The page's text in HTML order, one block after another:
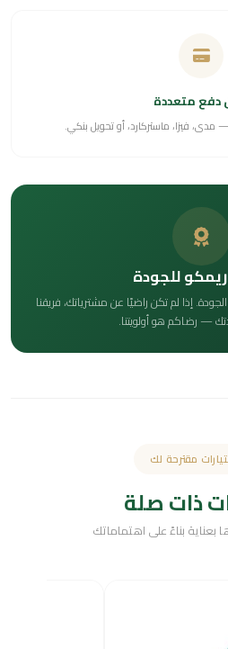
دفع متعددة
مدى، فيزا، ماستركارد، أو تحويل بنكي.
للجودة
إذا لم تكن راضيًا عن مشترياتك، فريقنا
— رضاكم هو أولويتنا.
مقترحة لك
ذات صلة
بعناية بناءً على اهتماماتك